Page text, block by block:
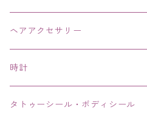
ネックレス・チョーカー
ピアス・イヤリング・鼻ピアス
リング・指輪
ヘアアクセサリー
時計
タトゥーシール・ボディシール